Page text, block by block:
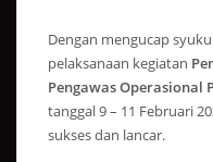
Dengan mengucap
pelaksanaan kegiatan
Pengawas Operasional
tanggal 9 – 11 Februari
sukses dan lancar.